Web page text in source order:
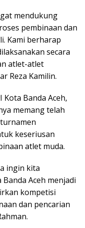
mendukung
pembinaan dan
Kami berharap
secara
atlet-atlet
Reza Kamilin.
Kota Banda Aceh,
memang telah
keseriusan
atlet muda.
ingin kita
Aceh menjadi
kompetisi
dan pencarian